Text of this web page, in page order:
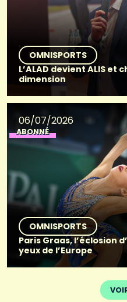
OMNISPORTS
L’ALAD devient ALIS et
dimension
06/07/2026
ABONNÉ
OMNISPORTS
Paris Graas, l’éclosion
yeux de l’Europe